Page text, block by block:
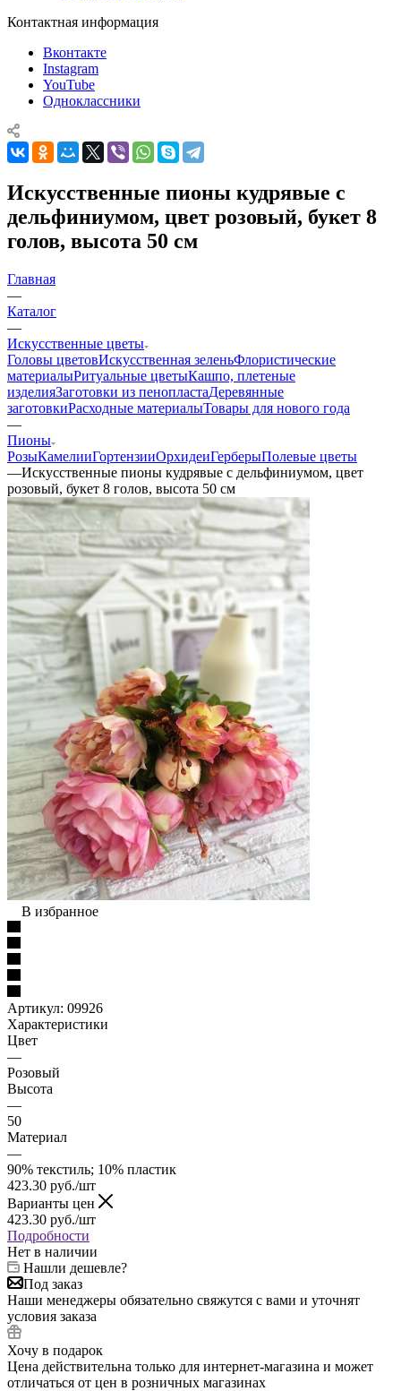
Контактная информация
Вконтакте
Instagram
YouTube
Одноклассники
Искусственные пионы кудрявые с
дельфиниумом, цвет розовый, букет 8
голов, высота 50 см
Главная
—
Каталог
—
Искусственные цветы
Головы цветовИскусственная зеленьФлористические
материалыРитуальные цветыКашпо, плетеные
изделияЗаготовки из пенопластаДеревянные
заготовкиРасходные материалыТовары для нового года
—
Пионы
РозыКамелииГортензииОрхидеиГерберыПолевые цветы
—Искусственные пионы кудрявые с дельфиниумом, цвет
розовый, букет 8 голов, высота 50 см
В избранное
Артикул: 09926
Характеристики
Цвет
—
Розовый
Высота
—
50
Материал
—
90% текстиль; 10% пластик
423.30 руб./шт
Варианты цен
423.30 руб./шт
Подробности
Нет в наличии
Нашли дешевле?
Под заказ
Наши менеджеры обязательно свяжутся с вами и уточнят
условия заказа
Хочу в подарок
Цена действительна только для интернет-магазина и может
отличаться от цен в розничных магазинах